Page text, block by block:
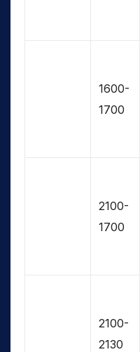
1600-
1700
2100-
1700
2100-
2130